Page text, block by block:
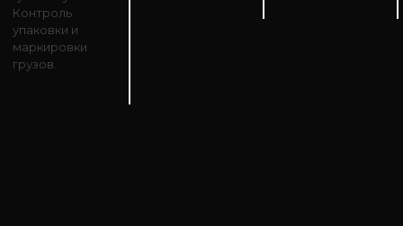
Контроль
упаковки и
маркировки
грузов.